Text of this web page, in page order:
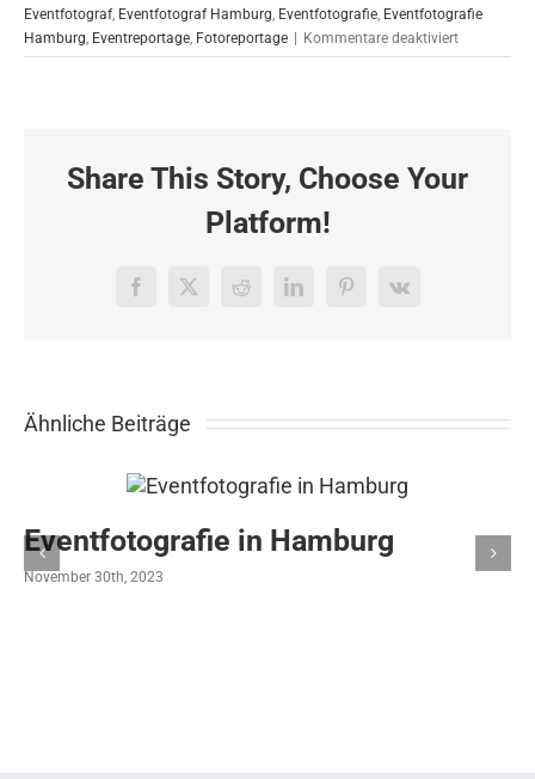
Eventfotograf, Eventfotograf Hamburg Eventfotografie Eventfotografie
Hamburg Eventreportage Fotoreportage | Kommentare deaktiviertfür
Share This Story, Choose Your
Platform!
Facebook
X RedditLinkedInPinterest
Vk
Ähnliche Beiträge
Eventfotografie in Hamburg
November 30th, 2023